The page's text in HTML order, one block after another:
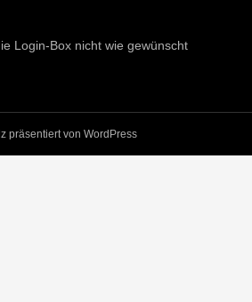
Login-Box nicht wie gewünscht
präsentiert von WordPress